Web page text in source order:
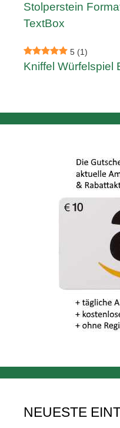
Stolperstein
TextBox
5 (1)
Kniffel Würfelspiel
NEUESTE